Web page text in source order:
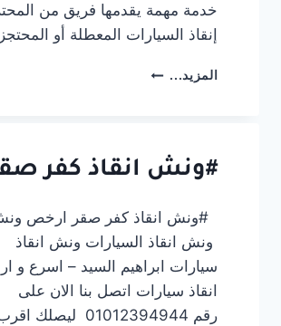
خدمة مهمة يقدمها فريق من
إنقاذ السيارات المعطلة أو
المزيد... ونش-
#ونش انقاذ كفر
#ونش انقاذ كفر صقر ارخص
ونش انقاذ السيارات ونش انقاذ
سيارات ابراهيم السيد – اسرع
انقاذ سيارات اتصل بنا الان على
رقم 01012394944